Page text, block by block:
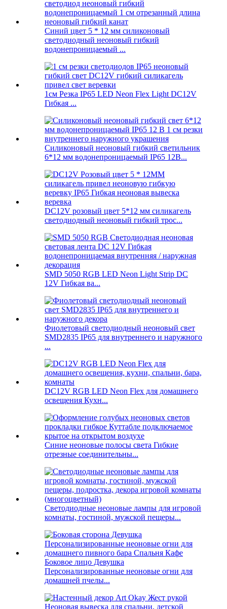
Синий цвет 5 * 12 мм силиконовый
светодиодный неоновый гибкий
водонепроницаемый ...
1см Резка IP65 LED Neon Flex Light DC12V
Гибкая ...
Силиконовый неоновый гибкий светильник
6*12 мм водонепроницаемый IP65 12В...
DC12V розовый цвет 5*12 мм силикагель
светодиодный неоновый гибкий трос...
SMD 5050 RGB LED Neon Light Strip DC
12V Гибкая ва...
Фиолетовый светодиодный неоновый свет
SMD2835 IP65 для внутреннего и наружного
...
DC12V RGB LED Neon Flex для домашнего
освещения Кухн...
Синие неоновые полосы света Гибкие
отрезные соединительны...
Светодиодные неоновые лампы для игровой
комнаты, гостиной, мужской пещеры...
Боковое лицо Девушка
Персонализированные неоновые огни для
домашней пчелы...